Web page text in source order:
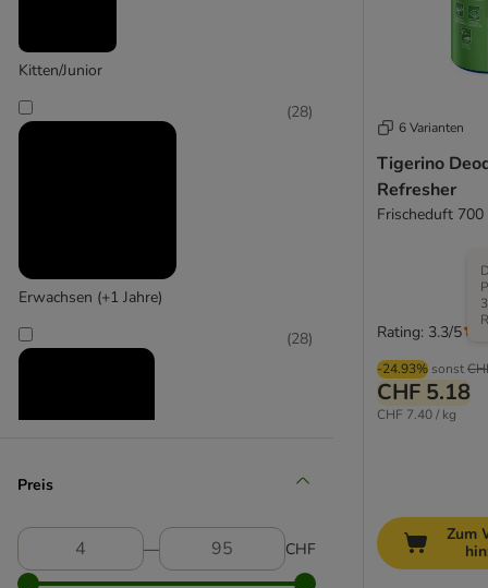
Kitten/Junior
Erwachsen (+1 Jahre)
(28)
(28)
Preis
― CHF
6 Varianten
Tigerino
Refresher
Frischeduft 700
-24.93% sonst
CHF 5.18
CHF 7.40 / kg
Rating: 3.3/5
Zum